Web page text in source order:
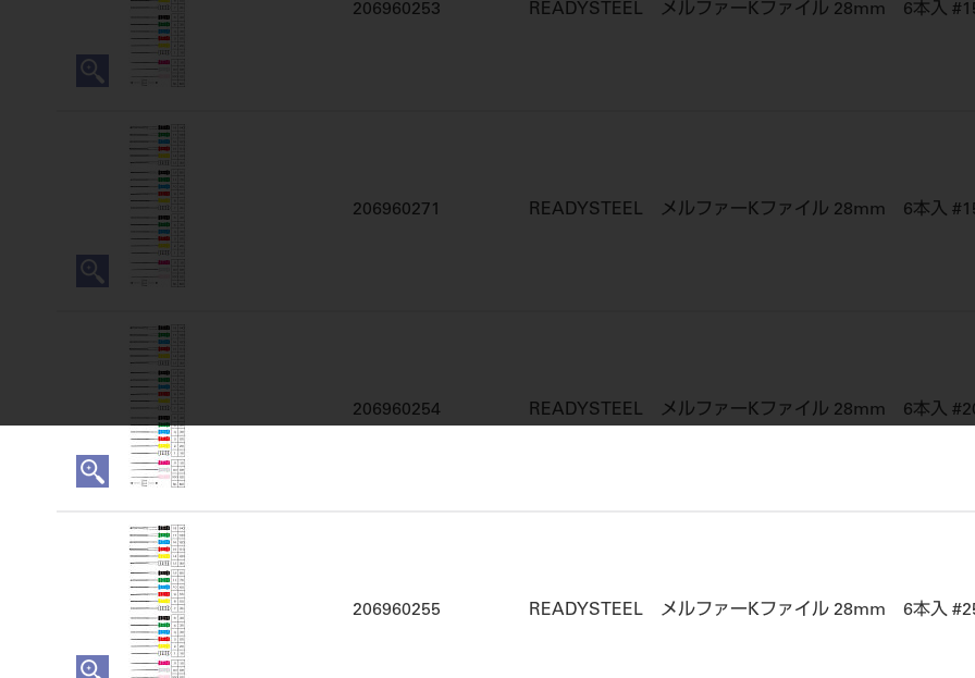
206960253 READYSTEEL メルファーKファイル 28mm 6本入
206960271 READYSTEEL メルファーKファイル 28mm 6本入
206960254 READYSTEEL メルファーKファイル 28mm 6本入
206960255 READYSTEEL メルファーKファイル 28mm 6本入